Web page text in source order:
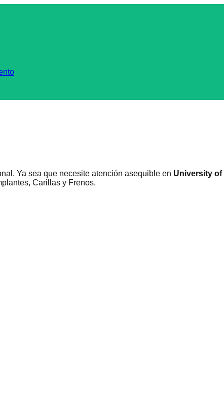
Ya sea que necesite atención asequible en University of
Carillas y Frenos.